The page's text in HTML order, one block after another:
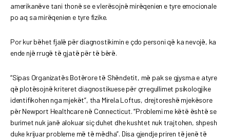
amerikanëve tani thonë se e vlerësojnë mirëqenien e tyre emocionale
po aq sa mirëqenien e tyre fizike.
Por kur bëhet fjalë për diagnostikimin e çdo personi që ka nevojë, ka
ende një rrugë të gjatë për të bërë.
“Sipas Organizatës Botërore të Shëndetit, më pak se gjysma e atyre
që plotësojnë kriteret diagnostikuese për çrregullimet psikologjike
identifikohen nga mjekët”, tha Mirela Loftus, drejtoreshë mjekësore
për Newport Healthcare në Connecticut. “Problemi me këtë është se
burimet nuk janë alokuar siç duhet dhe kushtet nuk trajtohen, shpesh
duke krijuar probleme më të mëdha”. Disa gjendje priren të jenë të